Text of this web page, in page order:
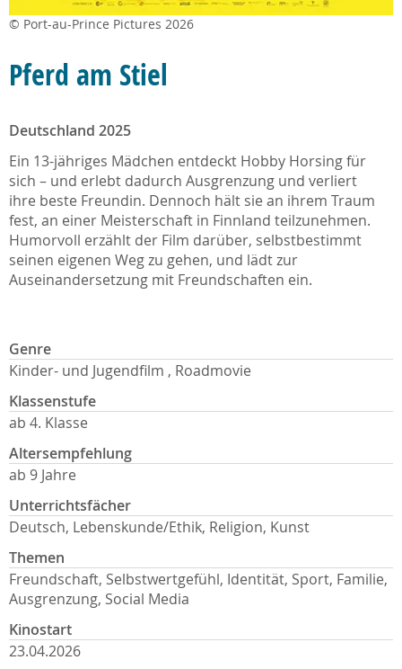
© Port-au-Prince Pictures 2026
Pferd am Stiel
Deutschland 2025
Ein 13-jähriges Mädchen entdeckt Hobby Horsing für
sich – und erlebt dadurch Ausgrenzung und verliert
ihre beste Freundin. Dennoch hält sie an ihrem Traum
fest, an einer Meisterschaft in Finnland teilzunehmen.
Humorvoll erzählt der Film darüber, selbstbestimmt
seinen eigenen Weg zu gehen, und lädt zur
Auseinandersetzung mit Freundschaften ein.
Genre
Kinder- und Jugendfilm , Roadmovie
Klassenstufe
ab 4. Klasse
Altersempfehlung
ab 9 Jahre
Unterrichtsfächer
Deutsch, Lebenskunde/Ethik, Religion, Kunst
Themen
Freundschaft, Selbstwertgefühl, Identität, Sport, Familie,
Ausgrenzung, Social Media
Kinostart
23.04.2026